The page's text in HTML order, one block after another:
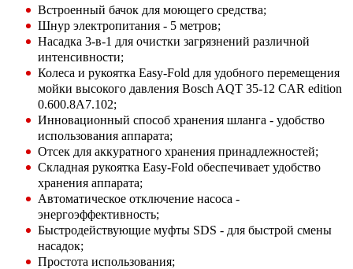
Встроенный бачок для моющего средства;
Шнур электропитания - 5 метров;
Насадка 3-в-1 для очистки загрязнений различной
интенсивности;
Колеса и рукоятка Easy-Fold для удобного перемещения
мойки высокого давления Bosch AQT 35-12 CAR edition
0.600.8A7.102;
Инновационный способ хранения шланга - удобство
использования аппарата;
Отсек для аккуратного хранения принадлежностей;
Складная рукоятка Easy-Fold обеспечивает удобство
хранения аппарата;
Автоматическое отключение насоса -
энергоэффективность;
Быстродействующие муфты SDS - для быстрой смены
насадок;
Простота использования;